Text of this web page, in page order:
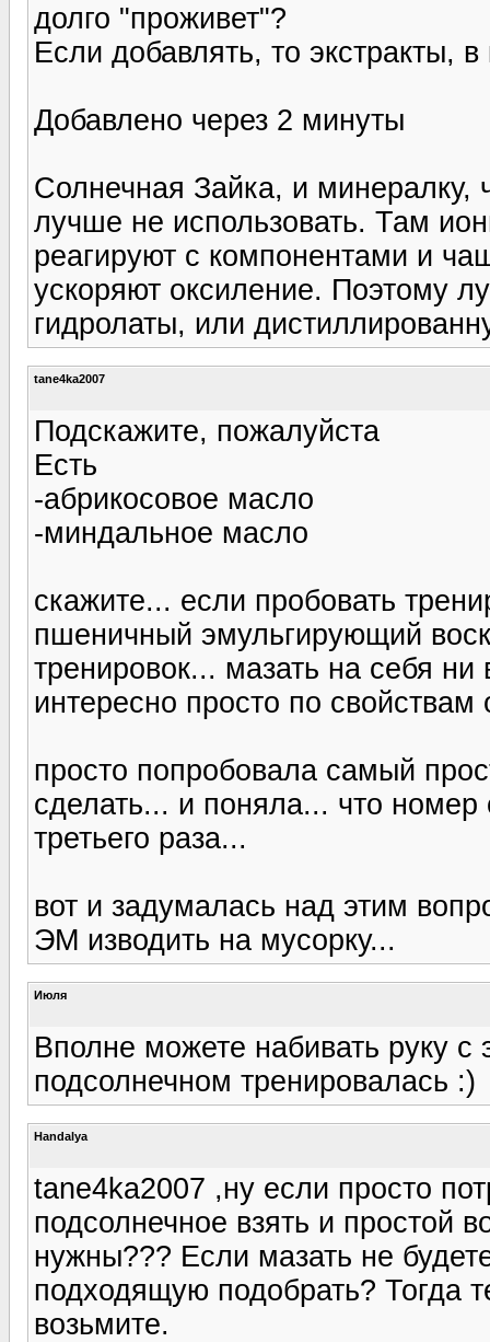
долго "проживет"?
Если добавлять, то экстракты, в
Добавлено через 2 минуты
Солнечная Зайка, и минералку,
лучше не использовать. Там
реагируют с компонентами и
ускоряют оксиление. Поэтому
гидролаты, или
tane4ka2007
Подскажите, пожалуйста
Есть
-абрикосовое масло
-миндальное масло
скажите... если пробовать
пшеничный эмульгирующий
тренировок... мазать на себя
интересно просто по свойствам
просто попробовала самый
сделать... и поняла... что номер
третьего раза...
вот и задумалась над этим
ЭМ изводить на мусорку...
Июля
Вполне можете набивать руку
подсолнечном тренировалась :)
Handalya
tane4ka2007 ,ну если просто
подсолнечное взять и простой
нужны??? Если мазать не
подходящую подобрать? Тогда
возьмите.